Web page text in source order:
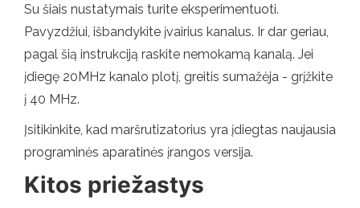
Su šiais nustatymais turite eksperimentuoti.
Pavyzdžiui, išbandykite įvairius kanalus. Ir dar geriau,
pagal šią instrukciją raskite nemokamą kanalą. Jei
įdiegę 20MHz kanalo plotį, greitis sumažėja - grįžkite
į 40 MHz.
Įsitikinkite, kad maršrutizatorius yra įdiegtas naujausia
programinės aparatinės įrangos versija.
Kitos priežastys